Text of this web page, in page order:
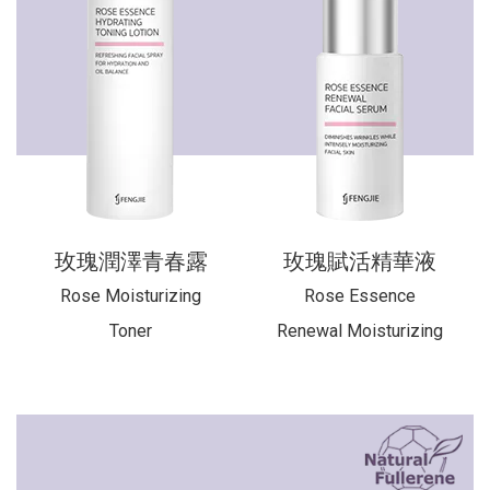
玫瑰潤澤青春露
Rose Moisturizing
Toner
玫瑰賦活精華液
Rose Essence
Renewal Moisturizing